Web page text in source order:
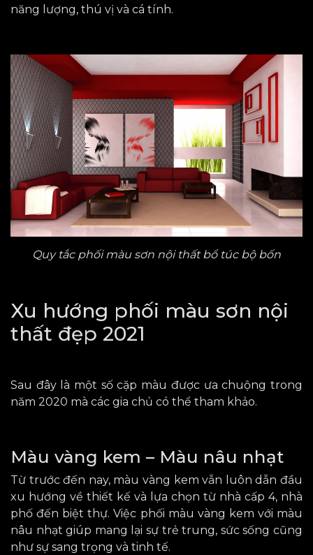
năng lượng, thú vị và cá tính.
Quy tắc phối màu sơn nội thất bổ túc bộ bốn
Xu hướng phối màu sơn nội
thất đẹp 2021
Sau đây là một số cặp màu được ưa chuộng trong
năm 2020 mà các gia chủ có thể tham khảo.
Màu vàng kem – Màu nâu nhạt
Từ trước đến nay, màu vàng kem vẫn luôn dẫn đầu
xu hướng về thiết kế và lựa chọn từ nhà cấp 4, nhà
phố đến biệt thự. Việc phối màu vàng kem với màu
nâu nhạtgiúp mang lại sự trẻ trung, sức sống cũng
như sự sang trọng và tinh tế.